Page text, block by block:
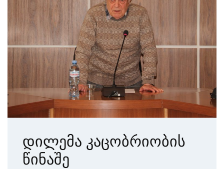
დილემა კაცობრიობის
წინაშე